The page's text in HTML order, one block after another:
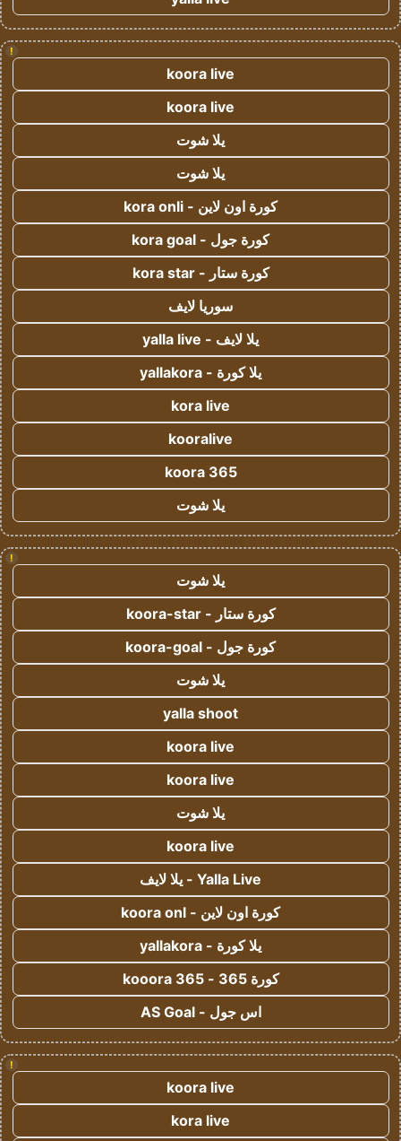
!
koora live
koora live
يلا شوت
يلا شوت
كورة اون لاين - kora onli
كورة جول - kora goal
كورة ستار - kora star
سوريا لايف
يلا لايف - yalla live
يلا كورة - yallakora
kora live
kooralive
koora 365
يلا شوت
!
يلا شوت
كورة ستار - koora-star
كورة جول - koora-goal
يلا شوت
yalla shoot
koora live
koora live
يلا شوت
koora live
Yalla Live - يلا لايف
كورة اون لاين - koora onl
يلا كورة - yallakora
كورة 365 - kooora 365
اس جول - AS Goal
!
koora live
kora live